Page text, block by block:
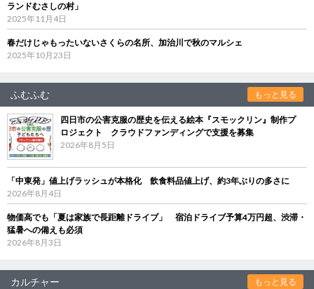
ランドむさしの村」
2025年11月4日
春だけじゃもったいないさくらの名所、加治川で秋のマルシェ
2025年10月23日
ふむふむ もっと見る
四日市の公害克服の歴史を伝える絵本『スモックリン』制作プ
ロジェクト クラウドファンディングで支援を募集
2026年8月5日
「中東発」値上げラッシュが本格化 飲食料品値上げ、約3年ぶりの多さに
2026年8月4日
物価高でも「夏は家族で長距離ドライブ」 宿泊ドライブ予算4万円超、渋滞・
猛暑への備えも必須
2026年8月3日
カルチャー もっと見る